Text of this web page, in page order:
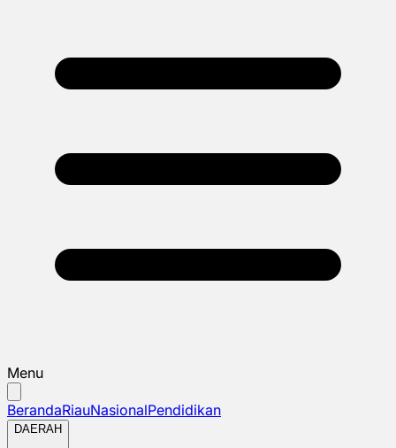
Menu
BerandaRiauNasionalPendidikan
DAERAH